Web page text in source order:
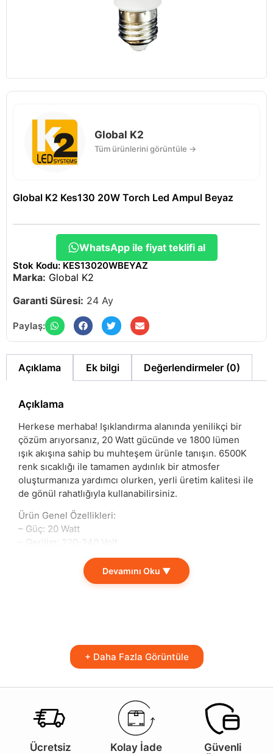
Global K2
Tüm ürünlerini görüntüle →
Global K2 Kes130 20W Torch Led Ampul Beyaz
WhatsApp ile fiyat teklifi al
Stok Kodu: KES13020WBEYAZ
Marka: Global K2
Garanti Süresi: 24 Ay
Paylaş:
Açıklama Ek bilgi Değerlendirmeler (0)
Açıklama
Herkese merhaba! Işıklandırma alanında yenilikçi bir
çözüm arıyorsanız, 20 Watt gücünde ve 1800 lümen
ışık akışına sahip bu muhteşem ürünle tanışın. 6500K
renk sıcaklığı ile tamamen aydınlık bir atmosfer
oluşturmanıza yardımcı olurken, yerli üretim kalitesi ile
de gönül rahatlığıyla kullanabilirsiniz.
Ürün Genel Özellikleri:
– Güç: 20 Watt
– Gerilim: 220-240 Volt
– Renk Sıcaklığı: 6500K
– Kullanım Ömrü: 20000 Saat
– Işık Akısı: 1800 Lümen
– Yerli Üretim
Bu ürün, hem evlerde hem de ofislerde ideal bir tercih
olmaktadır. Geniş bir aydınlatma alanı sunarak etkili bir
ışık deneyimi sağlar. Özellikle çalışma alanlarında,
okuma köşelerinde ya da evdeki genel alanlarda
Devamını Oku ▼
+ Daha Fazla Görüntüle
Ücretsiz
Kolay İade
Güvenli